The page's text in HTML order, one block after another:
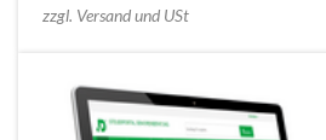
zzgl. Versand und USt